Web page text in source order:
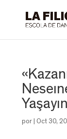
por Oct 30,